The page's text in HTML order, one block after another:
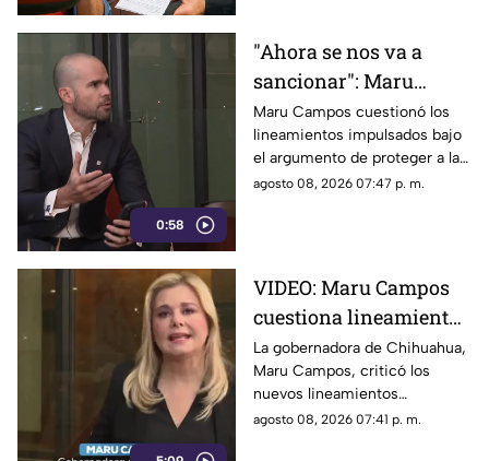
0:58
"Ahora se nos va a
sancionar": Maru
Campos acusa censura
en nuevos
lineamientos para
medios
Maru Campos cuestionó los
lineamientos impulsados bajo
el argumento de proteger a las
audiencias y afirmó que
agosto 08, 2026 07:47 p. m.
VIDEO: Maru Campos
cuestiona lineamientos
para medios y advierte
riesgos para la libertad
de expresión
La gobernadora de Chihuahua,
Maru Campos, criticó los
nuevos lineamientos
relacionados con los derechos
agosto 08, 2026 07:41 p. m.